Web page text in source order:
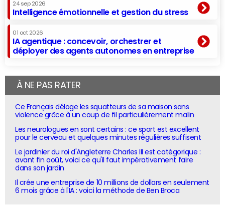
24 sep 2026
Intelligence émotionnelle et gestion du stress
01 oct 2026
IA agentique : concevoir, orchestrer et
déployer des agents autonomes en entreprise
À NE PAS RATER
Ce Français déloge les squatteurs de sa maison sans
violence grâce à un coup de fil particulièrement malin
Les neurologues en sont certains : ce sport est excellent
pour le cerveau et quelques minutes régulières suffisent
Le jardinier du roi d'Angleterre Charles III est catégorique :
avant fin août, voici ce qu'il faut impérativement faire
dans son jardin
Il crée une entreprise de 10 millions de dollars en seulement
6 mois grâce à l'IA : voici la méthode de Ben Broca